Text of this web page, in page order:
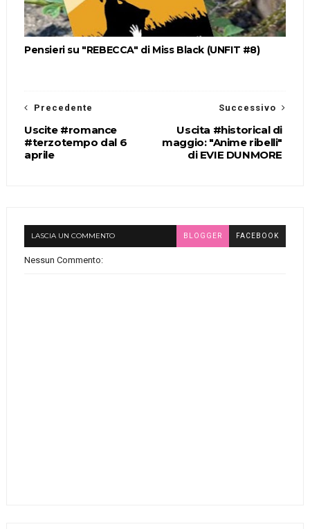
Pensieri su "REBECCA" di Miss Black (UNFIT #8)
Successivo
Uscita #historical di
maggio: "Anime ribelli"
di EVIE DUNMORE
Precedente
Uscite #romance
#terzotempo dal 6
aprile
LASCIA UN COMMENTO BLOGGER FACEBOOK
Nessun Commento: